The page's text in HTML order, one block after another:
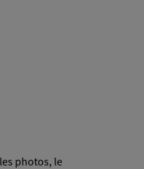
photos, le